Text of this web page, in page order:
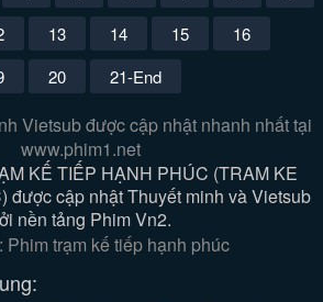
13 14 15
16
20 21-End
Vietsub được cập nhật nhanh nhất tại
www.phim1.net
KẾ TIẾP HẠNH PHÚC (TRAM KE
được cập nhật Thuyết minh và Vietsub
nền tảng Phim Vn2.